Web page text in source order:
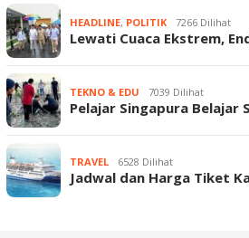
HEADLINE, POLITIK 7266 Dilihat
Lewati Cuaca Ekstrem,
TEKNO & EDU 7039 Dilihat
Pelajar Singapura Belajar
TRAVEL 6528 Dilihat
Jadwal dan Harga Tiket